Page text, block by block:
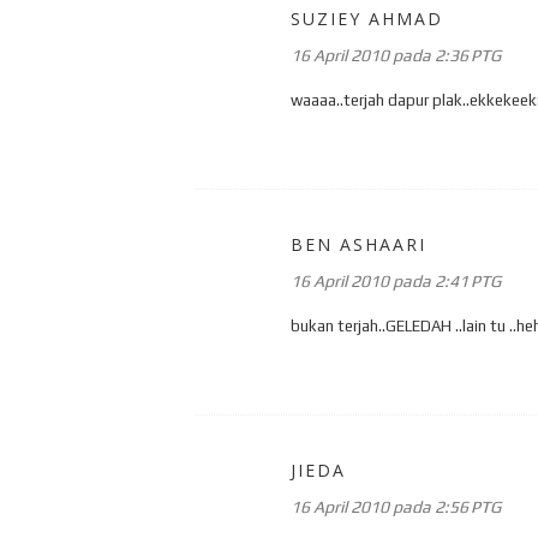
SUZIEY AHMAD
16 April 2010 pada 2:36 PTG
waaaa..terjah dapur
BEN ASHAARI
16 April 2010 pada 2:41 PTG
bukan terjah..GELEDAH ..lain tu
JIEDA
16 April 2010 pada 2:56 PTG